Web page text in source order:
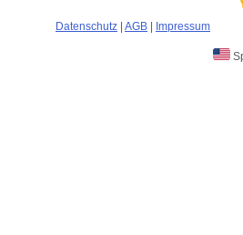
Datenschutz AGB Impressum